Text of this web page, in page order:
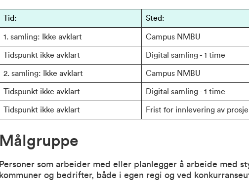
Tid: Sted:
1. samling: Ikke avklart Campus NMBU
Tidspunkt ikke avklart Digital samling - 1 time
2. samling: Ikke avklart Campus NMBU
Tidspunkt ikke avklart Digital samling - 1 time
Tidspunkt ikke avklart Frist for innlevering av
Målgruppe
Personer som arbeider med eller planlegger å arbeide med
kommuner og bedrifter, både i egen regi og ved